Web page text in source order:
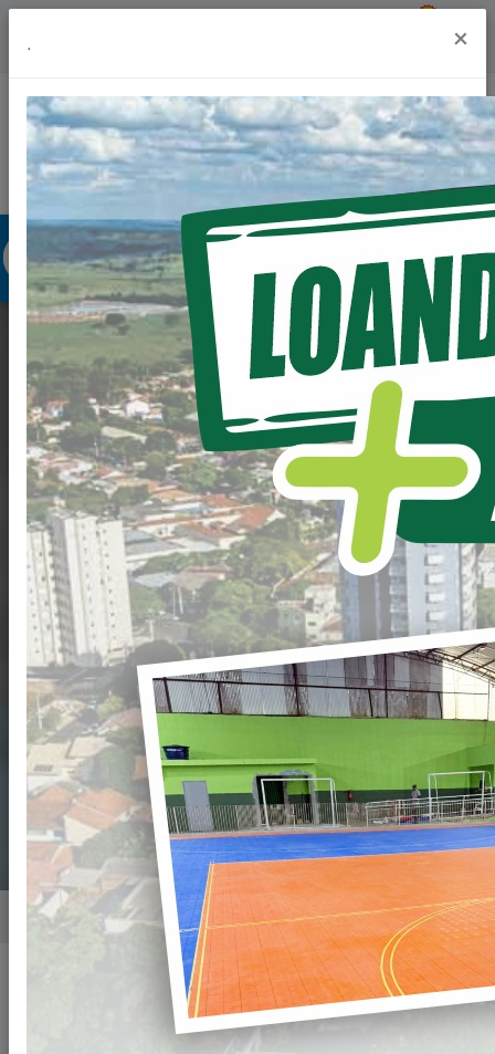
NOVIDADE PARA O
TRABALHADOR E
PARA O
EMPREENDEDOR DE
LOANDA! AGENCIA
DO TRABALHADOR E
SALA DO
EMPREENDEDOR EM
NOVO ENDER
Home Notícias
Publicado em: 20/02/2026 08:00
. ×